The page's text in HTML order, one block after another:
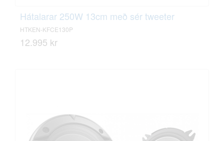
Hátalarar 250W 13cm með sér tweeter
HTKEN-KFCE130P
12.995 kr